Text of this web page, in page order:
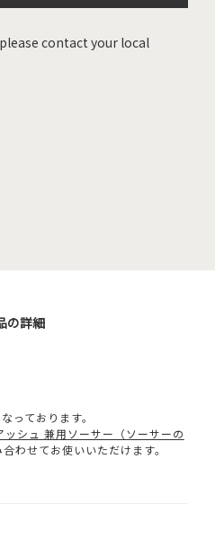
contact your local
の詳細
っております。
ッシュ 兼用ソーサー（ソーサーの
合わせてお使いいただけます。